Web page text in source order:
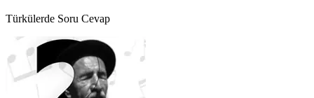
Türkülerde Soru Cevap